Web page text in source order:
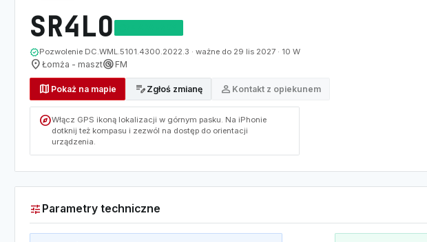
SR4LO
verifiedPozwolenie DC.WML.5101.4300.2022.3 · ważne do 29 lis 2027 · 10 W
location_on Łomża - masztradar FM
map Pokaż na mapie edit_note Zgłoś zmianę person Kontakt z opiekunem
exploreWłącz GPS ikoną lokalizacji w górnym pasku. Na iPhonie
dotknij też kompasu i zezwól na dostęp do orientacji
urządzenia.
tune Parametry techniczne